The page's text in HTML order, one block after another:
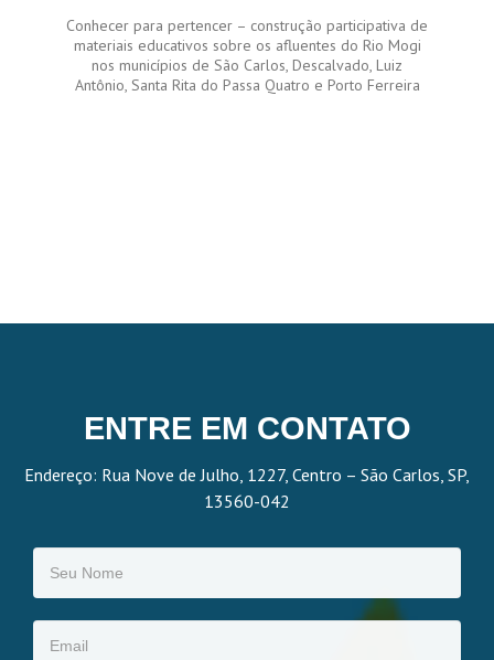
Conhecer para pertencer – construção participativa de
materiais educativos sobre os afluentes do Rio Mogi
nos municípios de São Carlos, Descalvado, Luiz
Antônio, Santa Rita do Passa Quatro e Porto Ferreira​
ENTRE EM CONTATO
Endereço: Rua Nove de Julho, 1227, Centro – São Carlos, SP,
13560-042